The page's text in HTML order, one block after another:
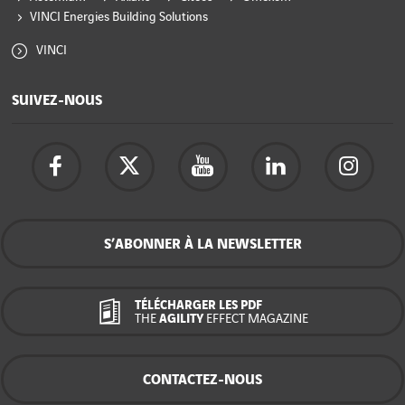
VINCI Energies Building Solutions
VINCI
SUIVEZ-NOUS
S’ABONNER À LA NEWSLETTER
TÉLÉCHARGER LES PDF
THE AGILITY EFFECT MAGAZINE
CONTACTEZ-NOUS